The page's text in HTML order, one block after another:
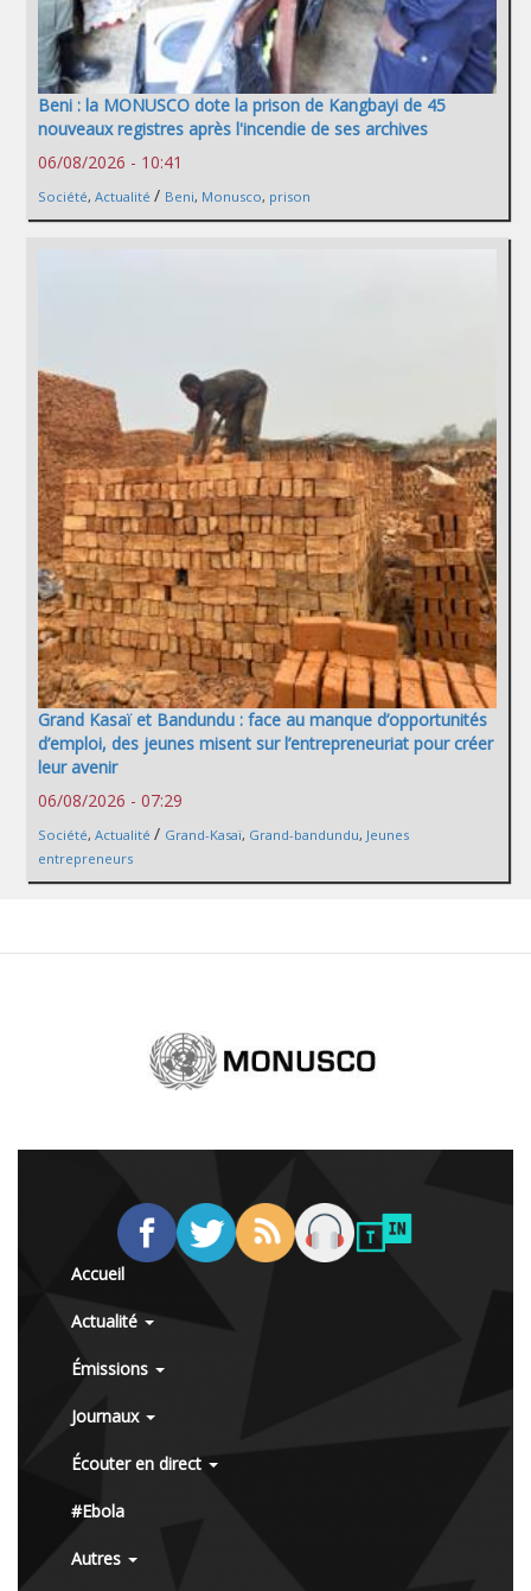
Beni : la MONUSCO dote la prison de Kangbayi de 45
nouveaux registres après l'incendie de ses archives
06/08/2026 - 10:41
Société, Actualité / Beni, Monusco, prison
Grand Kasaï et Bandundu : face au manque d’opportunités
d’emploi, des jeunes misent sur l’entrepreneuriat pour créer
leur avenir
06/08/2026 - 07:29
Société, Actualité / Grand-Kasaï, Grand-bandundu, Jeunes
entrepreneurs
Accueil
Actualité
Émissions
Journaux
Écouter en direct
#Ebola
Autres